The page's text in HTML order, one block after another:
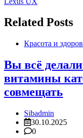
записям
Related Posts
Красота и
Вы всё
витамины
совмещать
Sibadmin
30.10.2025
0